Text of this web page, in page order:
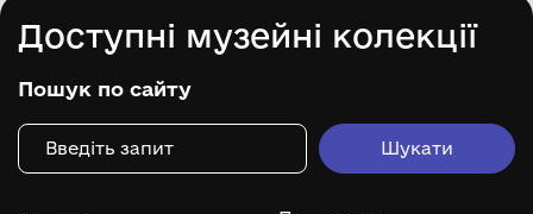
Доступні музейні колекції
Пошук по сайту